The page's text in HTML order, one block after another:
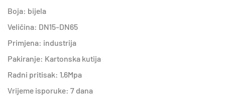
Boja: bijela
Veličina: DN15-DN65
Primjena: industrija
Pakiranje: Kartonska kutija
Radni pritisak: 1,6Mpa
Vrijeme isporuke: 7 dana